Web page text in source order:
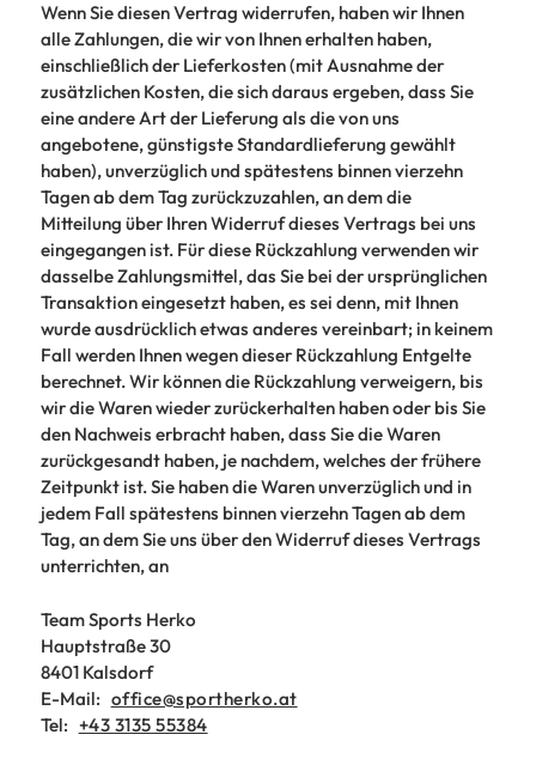
Wenn Sie diesen Vertrag widerrufen, haben wir Ihnen
alle Zahlungen, die wir von Ihnen erhalten haben,
einschließlich der Lieferkosten (mit Ausnahme der
zusätzlichen Kosten, die sich daraus ergeben, dass Sie
eine andere Art der Lieferung als die von uns
angebotene, günstigste Standardlieferung gewählt
haben), unverzüglich und spätestens binnen vierzehn
Tagen ab dem Tag zurückzuzahlen, an dem die
Mitteilung über Ihren Widerruf dieses Vertrags bei uns
eingegangen ist. Für diese Rückzahlung verwenden wir
dasselbe Zahlungsmittel, das Sie bei der ursprünglichen
Transaktion eingesetzt haben, es sei denn, mit Ihnen
wurde ausdrücklich etwas anderes vereinbart; in keinem
Fall werden Ihnen wegen dieser Rückzahlung Entgelte
berechnet. Wir können die Rückzahlung verweigern, bis
wir die Waren wieder zurückerhalten haben oder bis Sie
den Nachweis erbracht haben, dass Sie die Waren
zurückgesandt haben, je nachdem, welches der frühere
Zeitpunkt ist. Sie haben die Waren unverzüglich und in
jedem Fall spätestens binnen vierzehn Tagen ab dem
Tag, an dem Sie uns über den Widerruf dieses Vertrags
unterrichten, an
Team Sports Herko
Hauptstraße 30
8401 Kalsdorf
E-Mail: office@sportherko.at
Tel: +43 3135 55384